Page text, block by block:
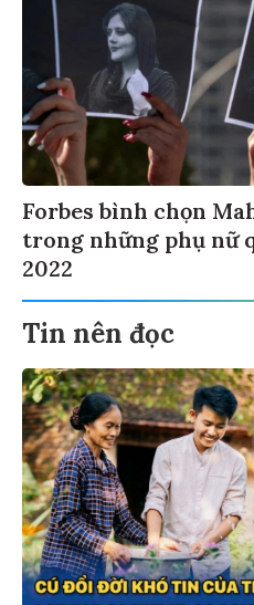
Forbes bình chọn
trong những phụ nữ
2022
Tin nên đọc